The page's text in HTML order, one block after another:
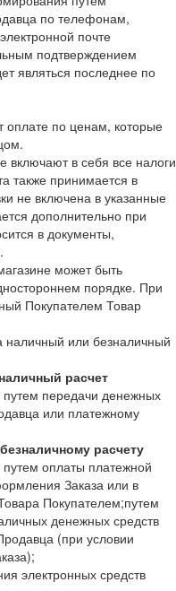
по телефонам,
почте
подтверждением
являться последнее по
оплате по ценам, которые
включают в себя все налоги
также принимается в
не включена в указанные
дополнительно при
в документы,
может быть
порядке. При
Покупателем Товар
наличный или безналичный
расчет
путем передачи денежных
или платежному
расчету
путем оплаты платежной
Заказа или в
Покупателем;путем
денежных средств
(при условии
электронных средств